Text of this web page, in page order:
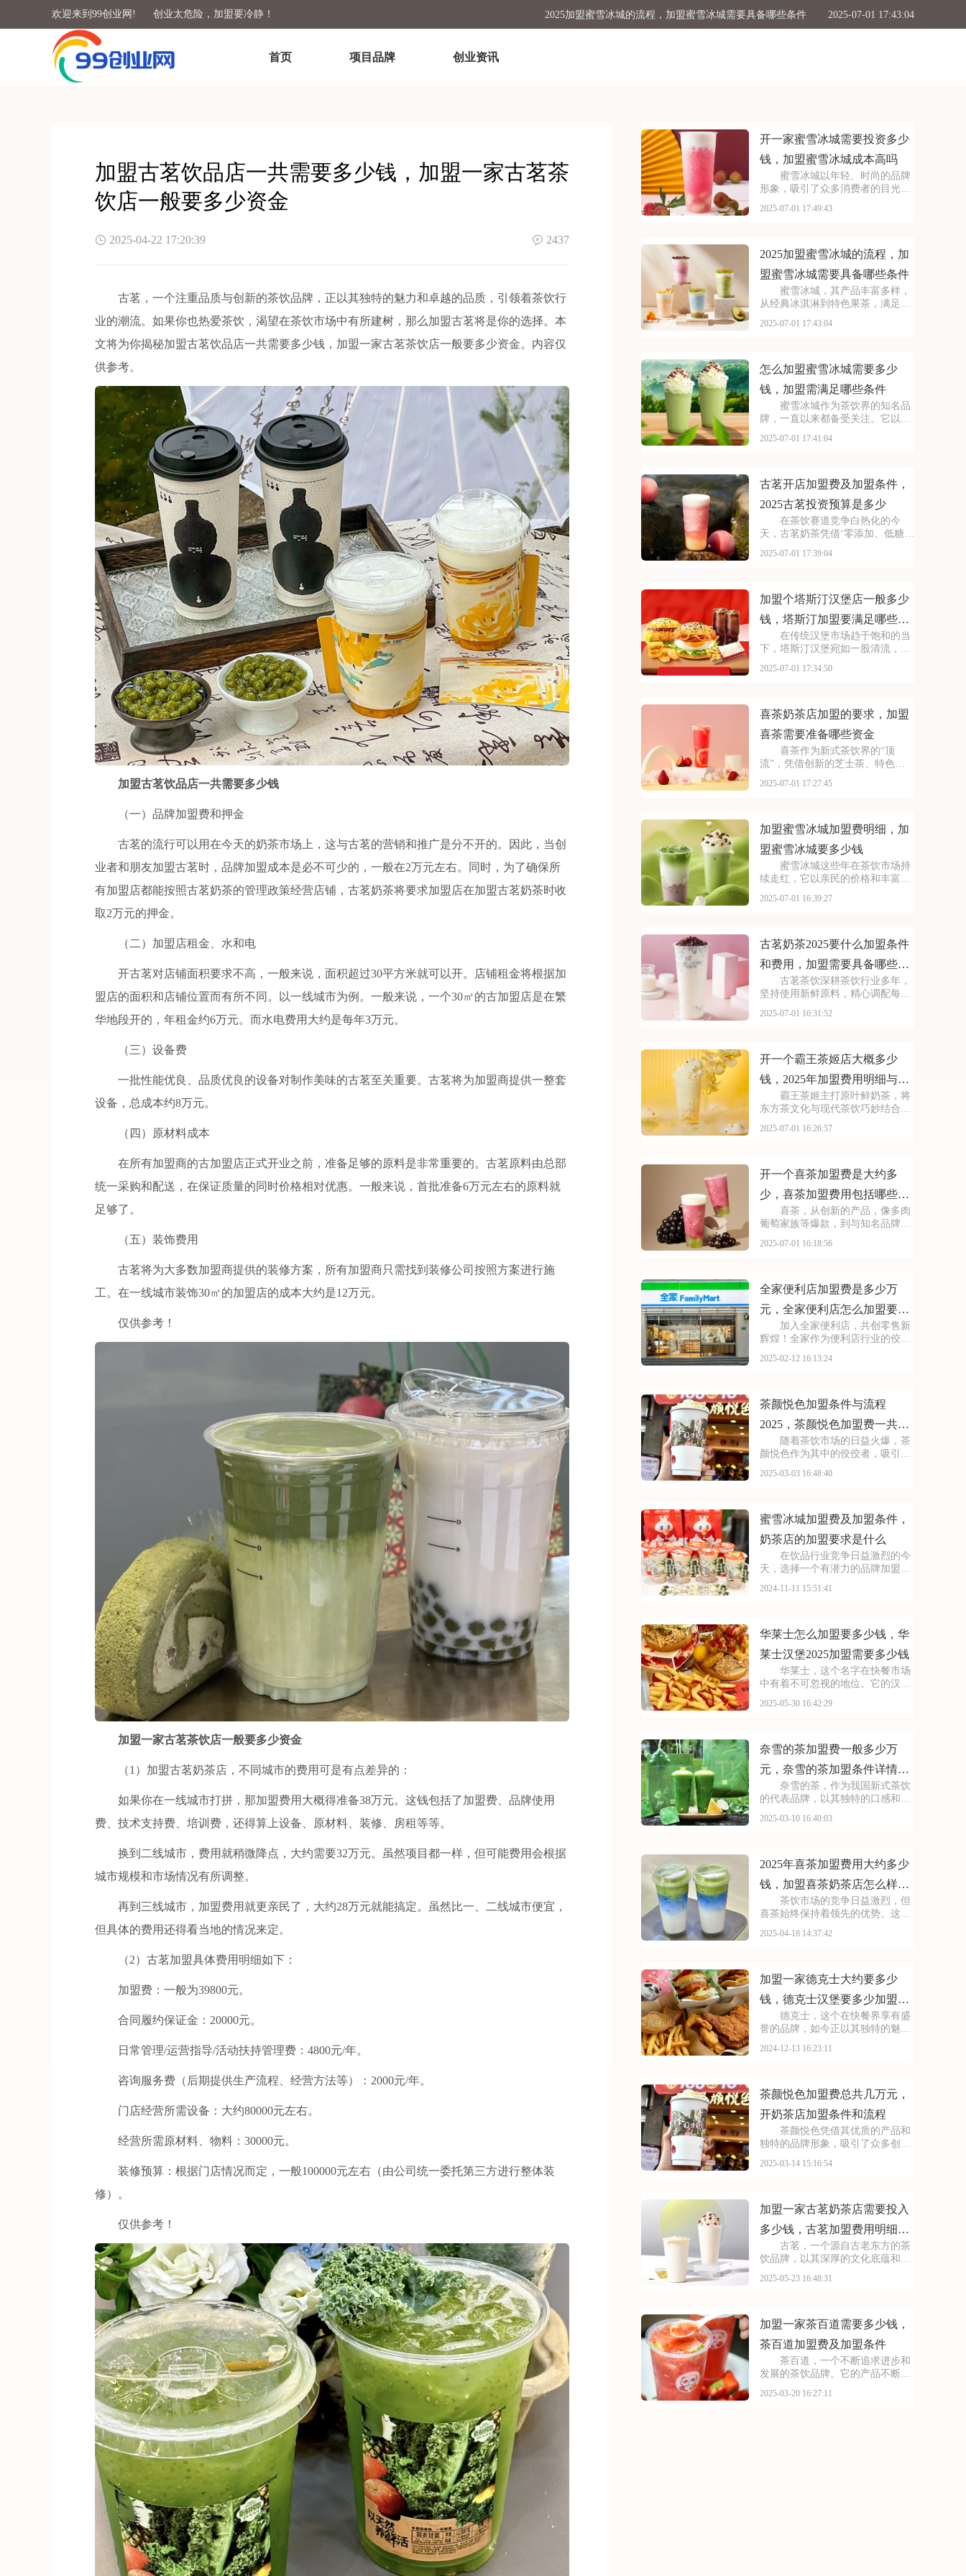
欢迎来到99创业网! 创业太危险，加盟要冷静！ 2025加盟蜜雪冰城的流程，加盟蜜雪冰城需要具备哪些条件 2025-07-01 17:43:04
开一家蜜雪冰城需要投资多少钱，加盟蜜雪冰城成本高吗
首页 项目品牌 创业资讯
加盟古茗饮品店一共需要多少钱，加盟一家古茗茶
饮店一般要多少资金
2025-04-22 17:20:39 2437
古茗，一个注重品质与创新的茶饮品牌，正以其独特的魅力和卓越的品质，引领着茶饮行
业的潮流。如果你也热爱茶饮，渴望在茶饮市场中有所建树，那么加盟古茗将是你的选择。本
文将为你揭秘加盟古茗饮品店一共需要多少钱，加盟一家古茗茶饮店一般要多少资金。内容仅
供参考。
加盟古茗饮品店一共需要多少钱
（一）品牌加盟费和押金
古茗的流行可以用在今天的奶茶市场上，这与古茗的营销和推广是分不开的。因此，当创
业者和朋友加盟古茗时，品牌加盟成本是必不可少的，一般在2万元左右。同时，为了确保所
有加盟店都能按照古茗奶茶的管理政策经营店铺，古茗奶茶将要求加盟店在加盟古茗奶茶时收
取2万元的押金。
（二）加盟店租金、水和电
开古茗对店铺面积要求不高，一般来说，面积超过30平方米就可以开。店铺租金将根据加
盟店的面积和店铺位置而有所不同。以一线城市为例。一般来说，一个30㎡的古加盟店是在繁
华地段开的，年租金约6万元。而水电费用大约是每年3万元。
（三）设备费
一批性能优良、品质优良的设备对制作美味的古茗至关重要。古茗将为加盟商提供一整套
设备，总成本约8万元。
（四）原材料成本
在所有加盟商的古加盟店正式开业之前，准备足够的原料是非常重要的。古茗原料由总部
统一采购和配送，在保证质量的同时价格相对优惠。一般来说，首批准备6万元左右的原料就
足够了。
（五）装饰费用
古茗将为大多数加盟商提供的装修方案，所有加盟商只需找到装修公司按照方案进行施
工。在一线城市装饰30㎡的加盟店的成本大约是12万元。
仅供参考！
加盟一家古茗茶饮店一般要多少资金
（1）加盟古茗奶茶店，不同城市的费用可是有点差异的：
如果你在一线城市打拼，那加盟费用大概得准备38万元。这钱包括了加盟费、品牌使用
费、技术支持费、培训费，还得算上设备、原材料、装修、房租等等。
换到二线城市，费用就稍微降点，大约需要32万元。虽然项目都一样，但可能费用会根据
城市规模和市场情况有所调整。
再到三线城市，加盟费用就更亲民了，大约28万元就能搞定。虽然比一、二线城市便宜，
但具体的费用还得看当地的情况来定。
（2）古茗加盟具体费用明细如下：
加盟费：一般为39800元。
合同履约保证金：20000元。
日常管理/运营指导/活动扶持管理费：4800元/年。
咨询服务费（后期提供生产流程、经营方法等）：2000元/年。
门店经营所需设备：大约80000元左右。
经营所需原材料、物料：30000元。
装修预算：根据门店情况而定，一般100000元左右（由公司统一委托第三方进行整体装
修）。
仅供参考！
开一家蜜雪冰城需要投资多少
钱，加盟蜜雪冰城成本高吗
蜜雪冰城以年轻、时尚的品牌
形象，吸引了众多消费者的目光。
景，让不少投资者跃跃欲试。那
投资多少钱，加盟蜜雪冰
2025-07-01 17:49:43
2025加盟蜜雪冰城的流程，加
盟蜜雪冰城需要具备哪些条件
蜜雪冰城，其产品丰富多样，
从经典冰淇淋到特色果茶，满足不
小巷，生意火爆异常。如此强大的
需要多少费用呢？以下
2025-07-01 17:43:04
怎么加盟蜜雪冰城需要多少
钱，加盟需满足哪些条件
蜜雪冰城作为茶饮界的知名品
牌，一直以来都备受关注。它以丰
费者的口碑和忠诚度。无论是学生
用究竟是多少呢？下面
2025-07-01 17:41:04
古茗开店加盟费及加盟条件，
2025古茗投资预算是多少
在茶饮赛道竞争白热化的今
天，古茗奶茶凭借‘零添加、低糖健
爱，吸引了不少投资者的关注，加
2025古茗投资预
2025-07-01 17:39:04
加盟个塔斯汀汉堡店一般多少
钱，塔斯汀加盟要满足哪些条
在传统汉堡市场趋于饱和的当
下，塔斯汀汉堡宛如一股清流，以
牌知名度的不断提升，越来越多的
启自己的创业之路。那么
2025-07-01 17:34:50
喜茶奶茶店加盟的要求，加盟
喜茶需要准备哪些资金
喜茶作为新式茶饮界的“顶
流”，凭借创新的芝士茶、特色果
数。不少投资者都在关注这个品
加盟的要求，加盟喜茶需要
2025-07-01 17:27:45
加盟蜜雪冰城加盟费明细，加
盟蜜雪冰城要多少钱
蜜雪冰城这些年在茶饮市场持
续走红，它以亲民的价格和丰富的
如此火爆的生意和强大的品牌扩张
呢？下面就来看看加盟蜜雪
2025-07-01 16:39:27
古茗奶茶2025要什么加盟条件
和费用，加盟需要具备哪些条
古茗茶饮深耕茶饮行业多年，
坚持使用新鲜原料，精心调配每一
碑赢得了消费者的信赖。其看到古
何呢？下面就来看看古茗
2025-07-01 16:31:52
开一个霸王茶姬店大概多少
钱，2025年加盟费用明细与成
本预算
霸王茶姬主打原叶鲜奶茶，将
东方茶文化与现代茶饮巧妙结合。
充满国风韵味。凭借独特产品与风
茶姬店大概多少钱，
2025-07-01 16:26:57
开一个喜茶加盟费是大约多
少，喜茶加盟费用包括哪些方
喜茶，从创新的产品，像多肉
葡萄家族等爆款，到与知名品牌跨
不断扩大影响力。以下是开一个喜
能为您提供参考~
2025-07-01 16:18:56
全家便利店加盟费是多少万
元，全家便利店怎么加盟要多
少钱
加入全家便利店，共创零售新
辉煌！全家作为便利店行业的佼佼
服务体验和便捷的购物环境，赢得
供全面的加盟支持。本
2025-02-12 16:13:24
茶颜悦色加盟条件与流程
2025，茶颜悦色加盟费一共多
少钱
随着茶饮市场的日益火爆，茶
颜悦色作为其中的佼佼者，吸引了
盟茶颜悦色的创业者来说，掌握其
况，助您更好地规划创业
2025-03-03 16:48:40
蜜雪冰城加盟费及加盟条件，
奶茶店的加盟要求是什么
在饮品行业竞争日益激烈的今
天，选择一个有潜力的品牌加盟至
牌定位和不断创新的产品线，赢得
支持、运营指导、市场
2024-11-11 15:51:41
华莱士怎么加盟要多少钱，华
莱士汉堡2025加盟需要多少钱
华莱士，这个名字在快餐市场
中有着不可忽视的地位。它的汉堡
味记忆。华莱士不仅注重食品的品
牌，需要多少费用呢？下
2025-05-30 16:42:29
奈雪的茶加盟费一般多少万
元，奈雪的茶加盟条件详情
2025
奈雪的茶，作为我国新式茶饮
的代表品牌，以其独特的口感和优
爱。不少投资者都对加盟奈雪的茶
让我们一起探讨这个问题
2025-03-10 16:40:03
2025年喜茶加盟费用大约多少
钱，加盟喜茶奶茶店怎么样加
盟费是多少
茶饮市场的竞争日益激烈，但
喜茶始终保持着领先的优势。这得
饮文化的深入挖掘。现在，喜茶诚
将为你揭秘2025年
2025-04-18 14:37:42
加盟一家德克士大约要多少
钱，德克士汉堡要多少加盟费
德克士，这个在快餐界享有盛
誉的品牌，如今正以其独特的魅力
的创业者。德克士加盟店以其丰富
盟德克士，就是选择了
2024-12-13 16:23:11
茶颜悦色加盟费总共几万元，
开奶茶店加盟条件和流程
茶颜悦色凭借其优质的产品和
独特的品牌形象，吸引了众多创业
颜悦色表现出浓厚的兴趣。那么，
下内容将为您一一解答
2025-03-14 15:16:54
加盟一家古茗奶茶店需要投入
多少钱，古茗加盟费用明细表
2025
古茗，一个源自古老东方的茶
饮品牌，以其深厚的文化底蕴和独
一帜。古茗始终秉持着对茶的热爱
品不仅口感醇厚，更蕴
2025-05-23 16:48:31
加盟一家茶百道需要多少钱，
茶百道加盟费及加盟条件
茶百道，一个不断追求进步和
发展的茶饮品牌。它的产品不断提
加盟茶百道，你将与这个充满活力
2025-03-20 16:27:11